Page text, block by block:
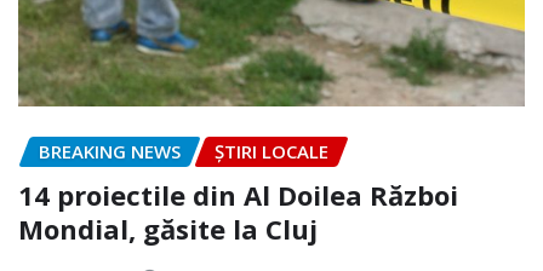
BREAKING NEWS ȘTIRI LOCALE
14 proiectile din Al Doilea Război
Mondial, găsite la Cluj